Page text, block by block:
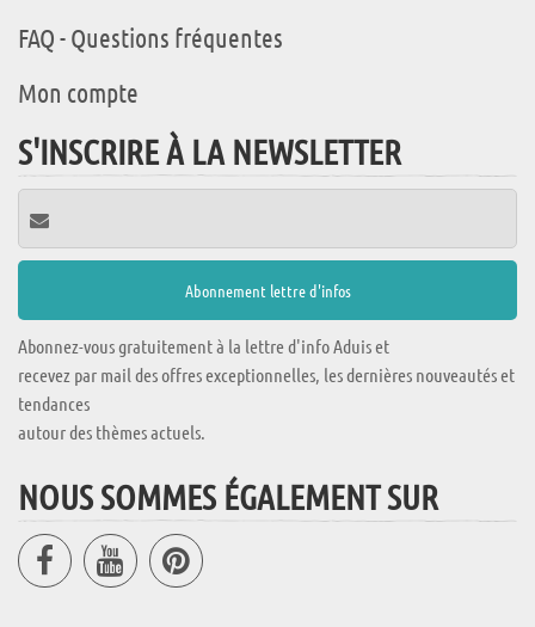
FAQ - Questions fréquentes
Mon compte
S'INSCRIRE À LA NEWSLETTER
Abonnez-vous gratuitement à la lettre d'info Aduis et
recevez par mail des offres exceptionnelles, les dernières nouveautés et
tendances
autour des thèmes actuels.
NOUS SOMMES ÉGALEMENT SUR